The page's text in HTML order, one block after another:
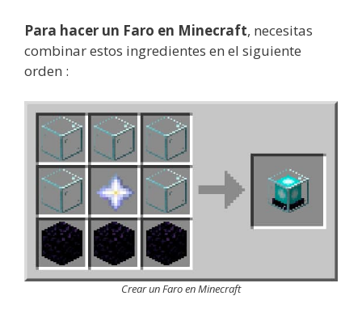
Para hacer un Faro en Minecraft, necesitas
combinar estos ingredientes en el siguiente
orden :
Crear un Faro en Minecraft